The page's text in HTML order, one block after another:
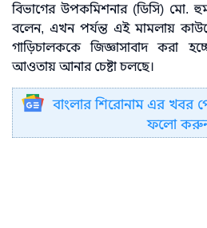
বিভাগের উপকমিশনার (ডিসি) মো.
বলেন, এখন পর্যন্ত এই মামলায়
গাড়িচালককে জিজ্ঞাসাবাদ করা
আওতায় আনার চেষ্টা চলছে।
বাংলার শিরোনাম এর খবর
ফলো